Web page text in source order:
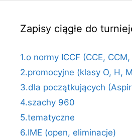
Zapisy ciągłe do
1.o normy ICCF (CCE,
2.promocyjne (klasy O, H,
3.dla początkujących
4.szachy 960
5.tematyczne
6.IME (open, eliminacje)